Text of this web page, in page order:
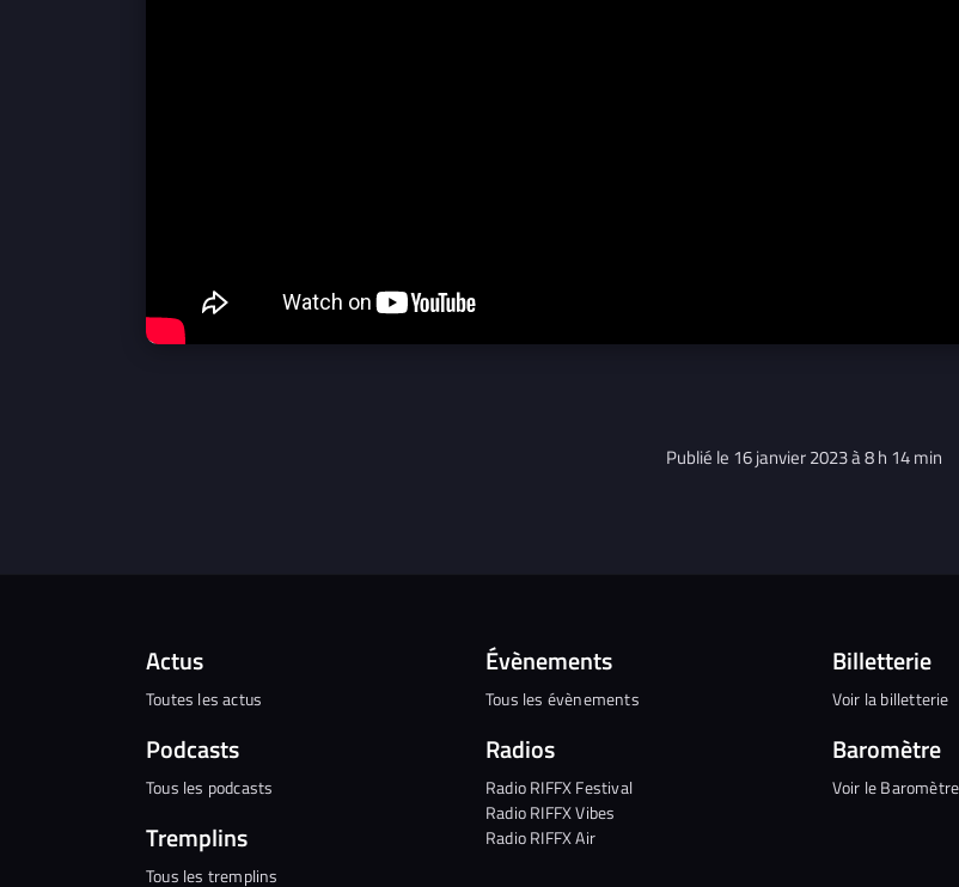
Publié le 16 janvier 2023 à 8 h 14 min
Actus
Toutes les actus
Podcasts
Tous les podcasts
Tremplins
Tous les tremplins
Évènements
Tous les évènements
Radios
Radio RIFFX Festival
Radio RIFFX Vibes
Radio RIFFX Air
Billetterie
Voir la billetterie
Baromètre
Voir le Baromètre